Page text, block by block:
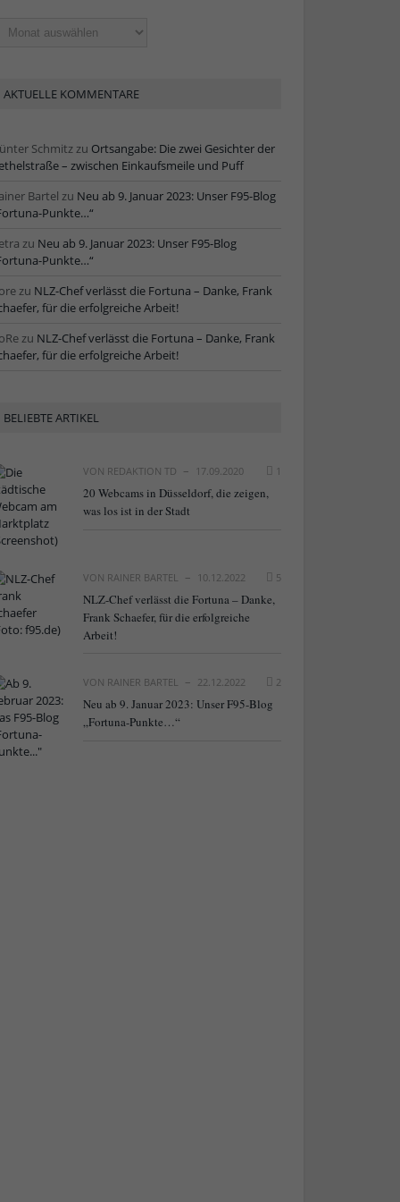
AKTUELLE KOMMENTARE
Schmitzzu Ortsangabe: Die zwei Gesichter der
– zwischen Einkaufsmeile und Puff
Bartel zu Neu ab 9. Januar 2023: Unser F95-Blog
Punkte…“
zu Neu ab 9. Januar 2023: Unser F95-Blog
Punkte…“
zu NLZ-Chef verlässt die Fortuna – Danke, Frank
für die erfolgreiche Arbeit!
zu NLZ-Chef verlässt die Fortuna – Danke, Frank
für die erfolgreiche Arbeit!
BELIEBTE ARTIKEL
VON REDAKTION TD 17.09.2020 1
20 Webcams in Düsseldorf, die zeigen,
was los ist in der Stadt
VON RAINER BARTEL 10.12.2022 5
NLZ-Chef verlässt die Fortuna – Danke,
Frank Schaefer, für die erfolgreiche
Arbeit!
VON RAINER BARTEL 22.12.2022 2
Neu ab 9. Januar 2023: Unser F95-Blog
„Fortuna-Punkte…“